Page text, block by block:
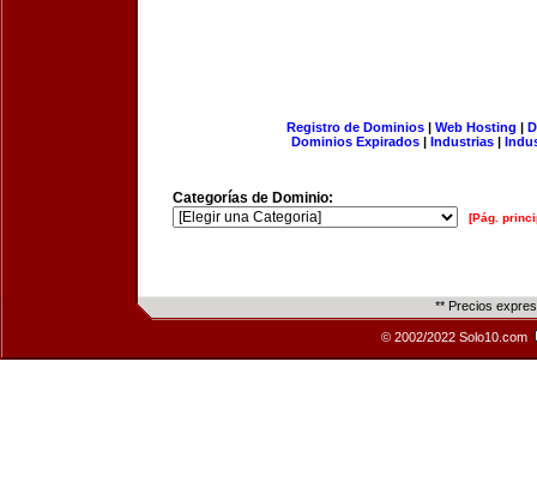
Registro de Dominios| Web Hosting |
Dominios Expirados | Industrias |
Categorías de Dominio:
[Pág.
** Precios
© 2002/2022 Solo10.com